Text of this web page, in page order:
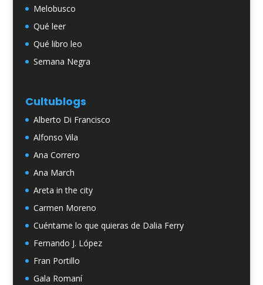
Melobusco
Qué leer
Qué libro leo
Semana Negra
Cultublogs
Alberto Di Francisco
Alfonso Vila
Ana Correro
Ana March
Areta in the city
Carmen Moreno
Cuéntame lo que quieras de Dalia Ferry
Fernando J. López
Fran Portillo
Gala Romaní